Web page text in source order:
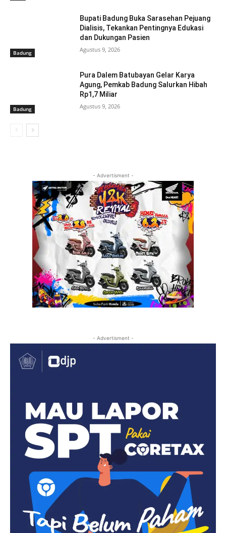
Badung
Bupati Badung Buka Sarasehan Pejuang
Dialisis, Tekankan Pentingnya Edukasi
dan Dukungan Pasien
Agustus 9, 2026
Badung
Pura Dalem Batubayan Gelar Karya
Agung, Pemkab Badung Salurkan Hibah
Rp1,7 Miliar
Agustus 9, 2026
- Advertisment -
- Advertisment -